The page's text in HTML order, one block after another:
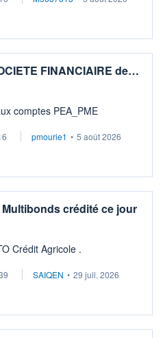
FINANCIAIRE de…
aux comptes PEA_PME
pmourie1 • 5 août 2026
Multibonds crédité ce jour
Crédit Agricole .
SAIQEN • 29 juil. 2026